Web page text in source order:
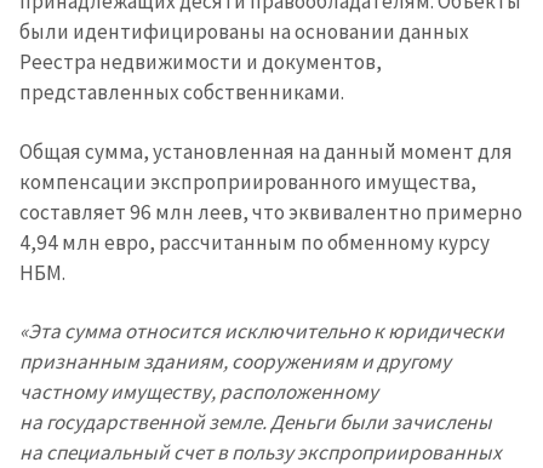
Отправить
în Română in English
были идентифицированы на основании данных
Реестра недвижимости и документов,
представленных собственниками.
Общая сумма, установленная на данный момент для
компенсации экспроприированного имущества,
составляет 96 млн леев, что эквивалентно примерно
4,94 млн евро, рассчитанным по обменному курсу
НБМ.
«Эта сумма относится исключительно к юридически
признанным зданиям, сооружениям и другому
частному имуществу, расположенному
на государственной земле. Деньги были зачислены
на специальный счет в пользу экспроприированных